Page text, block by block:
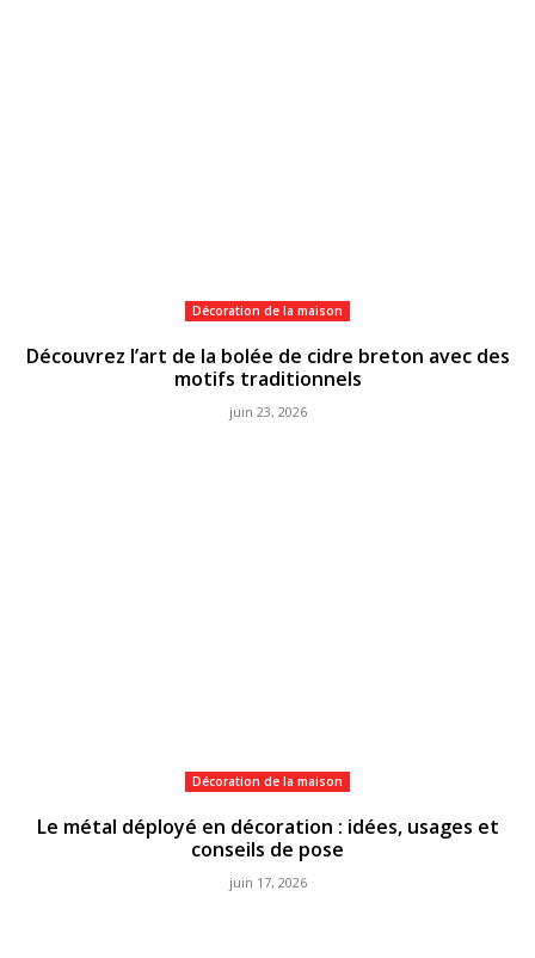
Décoration de la maison
Découvrez l’art de la bolée de cidre breton avec des
motifs traditionnels
juin 23, 2026
Décoration de la maison
Le métal déployé en décoration : idées, usages et
conseils de pose
juin 17, 2026